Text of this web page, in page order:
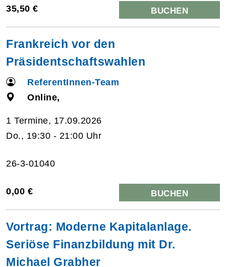
35,50 € BUCHEN
Frankreich vor den
Präsidentschaftswahlen
ReferentInnen-Team
Online,
1 Termine, 17.09.2026
Do., 19:30 - 21:00 Uhr
26-3-01040
0,00 € BUCHEN
Vortrag: Moderne Kapitalanlage.
Seriöse Finanzbildung mit Dr.
Michael Grabher